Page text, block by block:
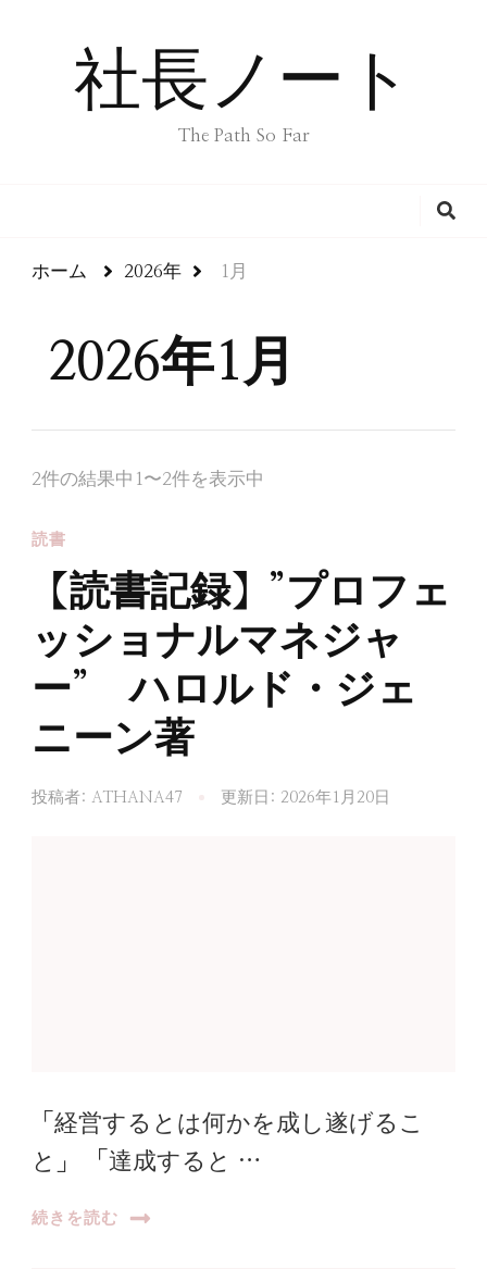
社長ノート
The Path So Far
ホーム 2026年 1月
2026年1月
2件の結果中1〜2件を表示中
読書
【読書記録】”プロフェ
ッショナルマネジャ
ー” ハロルド・ジェ
ニーン著
投稿者: ATHANA47 更新日: 2026年1月20日
「経営するとは何かを成し遂げるこ
と」 「達成すると …
続きを読む